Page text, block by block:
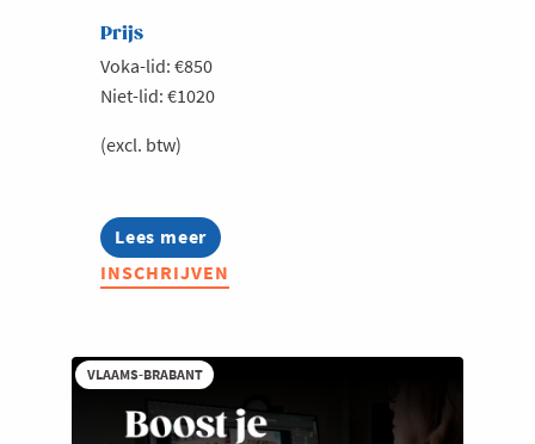
Prijs
Voka-lid: €850
Niet-lid: €1020
(excl. btw)
Lees meer
about
Generatieve
AI
INSCHRIJVEN
VLAAMS-BRABANT